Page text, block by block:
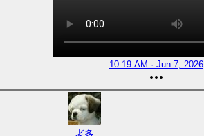
10:19 AM · Jun 7, 2026